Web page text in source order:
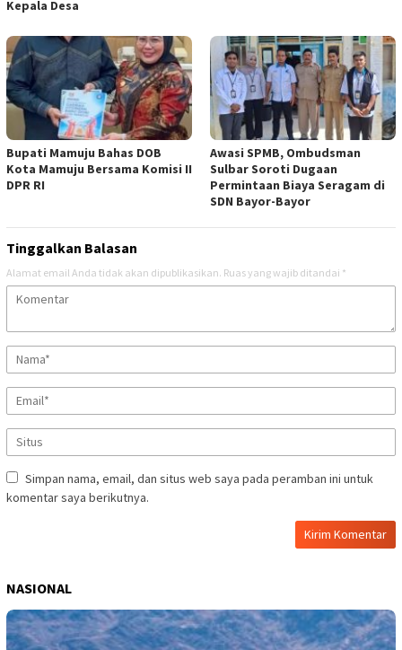
Kepala Desa
Bupati Mamuju Bahas DOB
Kota Mamuju Bersama Komisi II
DPR RI
Awasi SPMB, Ombudsman
Sulbar Soroti Dugaan
Permintaan Biaya Seragam di
SDN Bayor-Bayor
Tinggalkan Balasan
Alamat email Anda tidak akan dipublikasikan. Ruas yang wajib ditandai *
Simpan nama, email, dan situs web saya pada peramban ini untuk
komentar saya berikutnya.
NASIONAL